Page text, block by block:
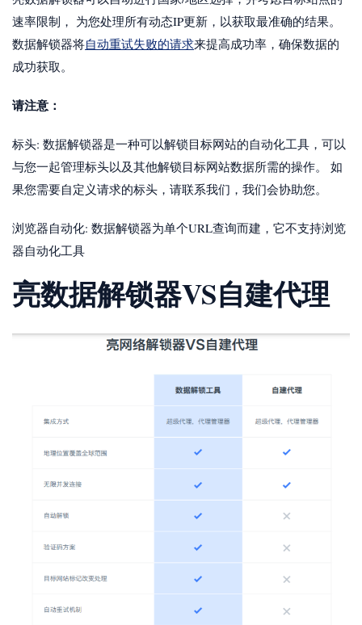
速率限制， 为您处理所有动态IP更新，以获取最准确的结果。
数据解锁器将自动重试失败的请求来提高成功率，确保数据的
成功获取。
请注意：
标头: 数据解锁器是一种可以解锁目标网站的自动化工具，可以
与您一起管理标头以及其他解锁目标网站数据所需的操作。 如
果您需要自定义请求的标头，请联系我们，我们会协助您。
浏览器自动化: 数据解锁器为单个URL查询而建，它不支持浏览
器自动化工具
亮数据解锁器VS自建代理